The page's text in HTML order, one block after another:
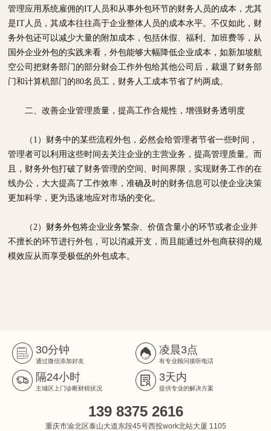
管理应用系统雇佣的IT人员和从事外包环节的财务人员的成本，尤其
是IT人员，其成本往往高于企业整体人员的成本水平。不仅如此，财
务外包还可以减少大量的附加成本，包括休假、福利、加班费等，从
国外企业外包的实践来看，外包能够大幅降低企业成本，如新加坡航
空公司把财务部门的部分财会工作外包给其他公司后，裁退了财务部
门和计算机部门的80名员工，财务人工成本节省了约两成。
二、改善企业管理质量，提高工作合规性，增强财务透明度
（1） 财务中的某些流程外包，必然会给管理者节省一些时间，
管理者可以利用这些时间去关注企业的主营业务，提高管理质量。而
且，财务外包打破了财务管理的空间、时间界限，实现财务工作的在
线办公，大大提高了工作效率，准确及时的财务信息可以使企业决策
更加科学，更为迅速地应对市场的变化。
（2） 财务外包将企业业务繁杂、价值含量小的环节或者企业并
不擅长的环节进行外包，可以消减开支，而且能通过外包商获得的规
模效应从而享受极低的外包成本。
30分钟
通过微信添加好友
凌晨3点
有专业顾问接听电话
隔24小时
主城区上门诊断财税状况
3天内
提供专业的解决方案
139 8375 2616
重庆市渝北区泰山大道东段45号西投work北站大厦 1105